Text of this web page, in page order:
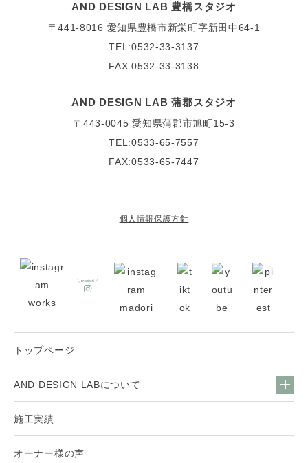
AND DESIGN LAB 豊橋スタジオ
〒441-8016 愛知県豊橋市新栄町字新田中64-1
TEL:0532-33-3137
FAX:0532-33-3138
AND DESIGN LAB 蒲郡スタジオ
〒443-0045 愛知県蒲郡市旭町15-3
TEL:0533-65-7557
FAX:0533-65-7447
個人情報保護方針
トップページ
AND DESIGN LABについて
施工実績
オーナー様の声